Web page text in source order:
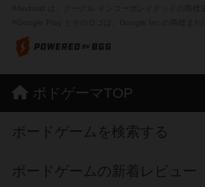
ボドゲーマTOP
ボードゲームを検索する
ボードゲームの新着レビュー